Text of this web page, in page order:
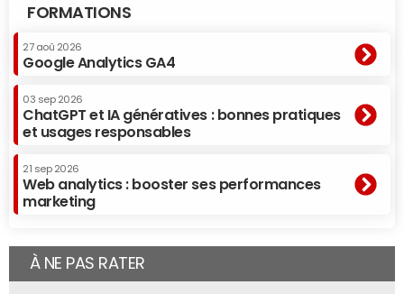
FORMATIONS
27 aoû 2026
Google Analytics GA4
03 sep 2026
ChatGPT et IA génératives : bonnes pratiques
et usages responsables
21 sep 2026
Web analytics : booster ses performances
marketing
À NE PAS RATER